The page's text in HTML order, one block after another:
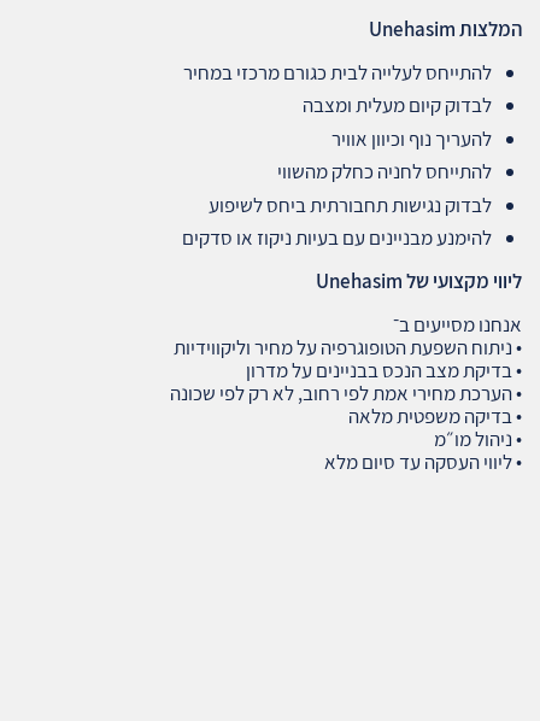
המלצות
להתייחס לעלייה לבית כגורם מרכזי במחיר
לבדוק קיום מעלית ומצבה
להעריך נוף וכיוון אוויר
להתייחס לחניה כחלק מהשווי
לבדוק נגישות תחבורתית ביחס לשיפוע
להימנע מבניינים עם בעיות ניקוז או סדקים
ליווי מקצועי של
אנחנו מסייעים ב־
• ניתוח השפעת הטופוגרפיה על מחיר וליקווידיות
• בדיקת מצב הנכס בבניינים על מדרון
• הערכת מחירי אמת לפי רחוב, לא רק לפי שכונה
• בדיקה משפטית מלאה
• ניהול מו״מ
• ליווי העסקה עד סיום מלא